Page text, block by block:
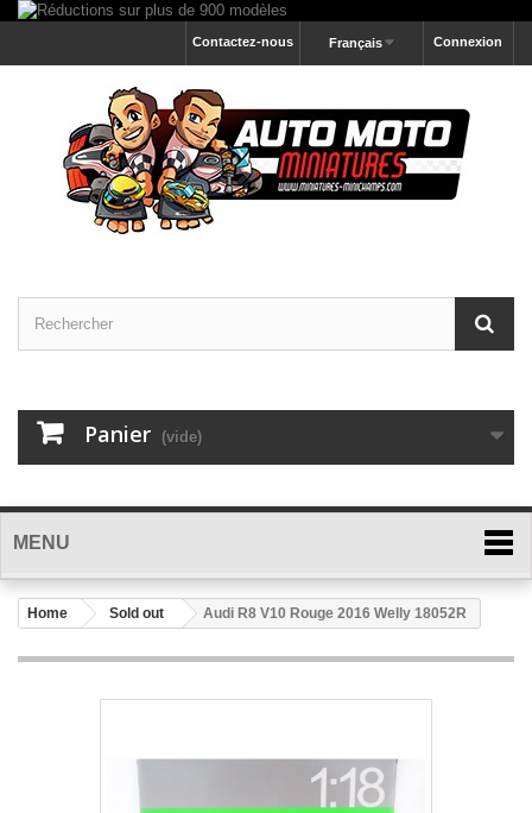
Connexion
Français
Contactez-nous
Panier (vide)
MENU
Home Sold out Audi R8 V10 Rouge 2016 Welly 18052R